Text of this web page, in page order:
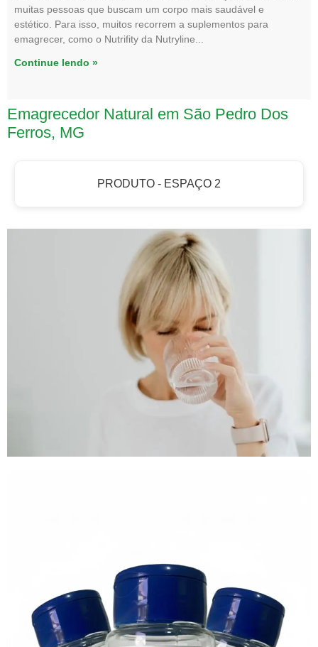
muitas pessoas que buscam um corpo mais saudável e
estético. Para isso, muitos recorrem a suplementos para
emagrecer, como o Nutrifity da Nutryline
Continue lendo »
Emagrecedor Natural em São Pedro Dos
Ferros, MG
PRODUTO - ESPAÇO 2